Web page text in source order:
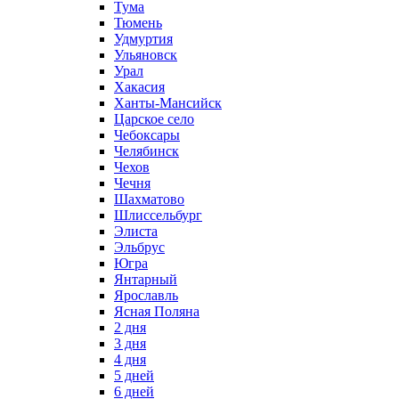
Тума
Тюмень
Удмуртия
Ульяновск
Урал
Хакасия
Ханты-Мансийск
Царское село
Чебоксары
Челябинск
Чехов
Чечня
Шахматово
Шлиссельбург
Элиста
Эльбрус
Югра
Янтарный
Ярославль
Ясная Поляна
2 дня
3 дня
4 дня
5 дней
6 дней